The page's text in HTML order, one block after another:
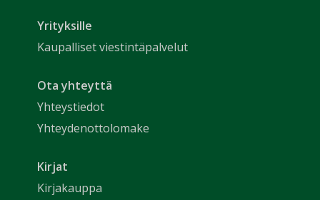
Yrityksille
Kaupalliset viestintäpalvelut
Ota yhteyttä
Yhteystiedot
Yhteydenottolomake
Kirjat
Kirjakauppa